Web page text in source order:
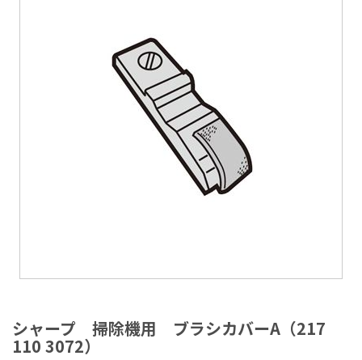
シャープ 掃除機用 ブラシカバーA（217
110 3072）
メ
ー
ジ